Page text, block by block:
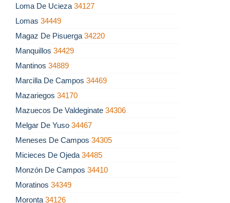
Loma De Ucieza 34127
Lomas 34449
Magaz De Pisuerga 34220
Manquillos 34429
Mantinos 34889
Marcilla De Campos 34469
Mazariegos 34170
Mazuecos De Valdeginate 34306
Melgar De Yuso 34467
Meneses De Campos 34305
Micieces De Ojeda 34485
Monzón De Campos 34410
Moratinos 34349
Moronta 34126